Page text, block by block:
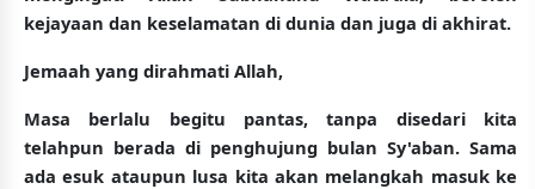
kejayaan dan keselamatan di dunia dan juga di akhirat.
Jemaah yang dirahmati Allah,
Masa berlalu begitu pantas, tanpa disedari kita
telahpun berada di penghujung bulan Sy'aban. Sama
ada esuk ataupun lusa kita akan melangkah masuk ke